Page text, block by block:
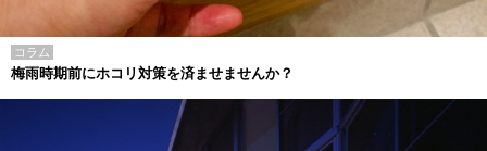
コラム
梅雨時期前にホコリ対策を済ませませんか？